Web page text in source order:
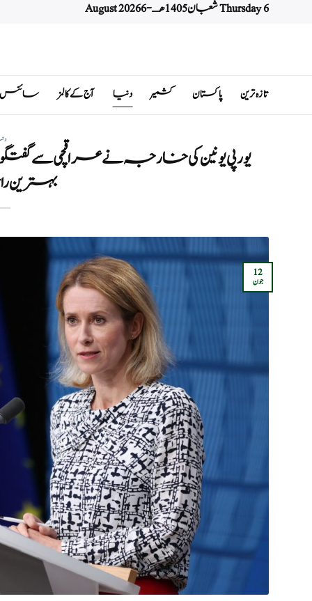
Thursday 6 شعبان 1405 هـ - 6 August 2026
تازہ ترین پاکستان کشمیر دنیا آج کے کالمز سائنس
یورپی یونین کی خارجہ نے عراقچی سے
بہترین
12
جون